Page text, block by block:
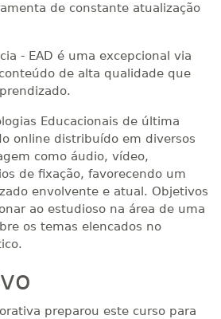
de constante atualização
- EAD é uma excepcional via
de alta qualidade que
Educacionais de última
online distribuído em diversos
como áudio, vídeo,
de fixação, favorecendo um
envolvente e atual. Objetivos
ao estudioso na área de uma
os temas elencados no
preparou este curso para